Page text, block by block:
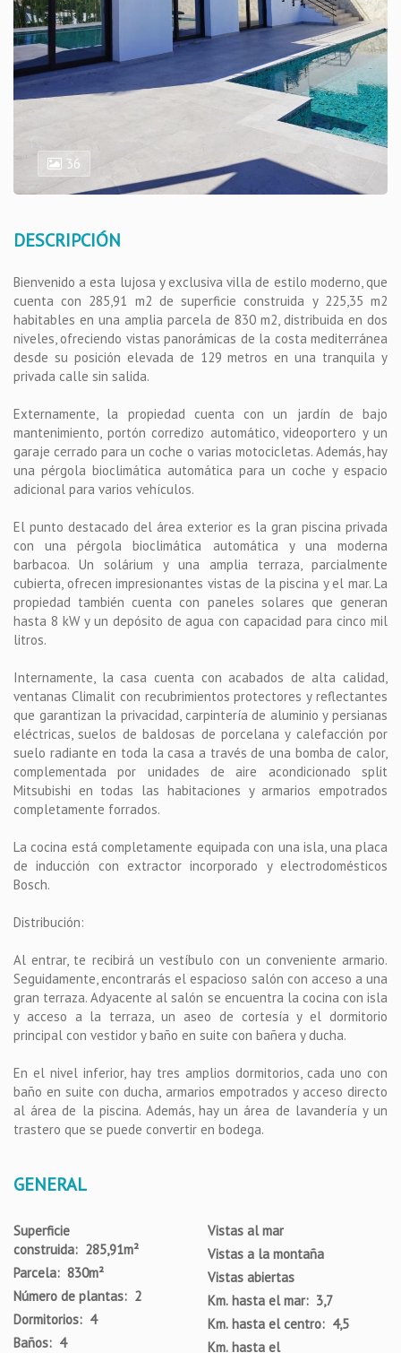
36
DESCRIPCIÓN
Bienvenido a esta lujosa y exclusiva villa de estilo moderno, que
cuenta con 285,91 m2 de superficie construida y 225,35 m2
habitables en una amplia parcela de 830 m2, distribuida en dos
niveles, ofreciendo vistas panorámicas de la costa mediterránea
desde su posición elevada de 129 metros en una tranquila y
privada calle sin salida.
Externamente, la propiedad cuenta con un jardín de bajo
mantenimiento, portón corredizo automático, videoportero y un
garaje cerrado para un coche o varias motocicletas. Además, hay
una pérgola bioclimática automática para un coche y espacio
adicional para varios vehículos.
El punto destacado del área exterior es la gran piscina privada
con una pérgola bioclimática automática y una moderna
barbacoa. Un solárium y una amplia terraza, parcialmente
cubierta, ofrecen impresionantes vistas de la piscina y el mar. La
propiedad también cuenta con paneles solares que generan
hasta 8 kW y un depósito de agua con capacidad para cinco mil
litros.
Internamente, la casa cuenta con acabados de alta calidad,
ventanas Climalit con recubrimientos protectores y reflectantes
que garantizan la privacidad, carpintería de aluminio y persianas
eléctricas, suelos de baldosas de porcelana y calefacción por
suelo radiante en toda la casa a través de una bomba de calor,
complementada por unidades de aire acondicionado split
Mitsubishi en todas las habitaciones y armarios empotrados
completamente forrados.
La cocina está completamente equipada con una isla, una placa
de inducción con extractor incorporado y electrodomésticos
Bosch.
Distribución:
Al entrar, te recibirá un vestíbulo con un conveniente armario.
Seguidamente, encontrarás el espacioso salón con acceso a una
gran terraza. Adyacente al salón se encuentra la cocina con isla
y acceso a la terraza, un aseo de cortesía y el dormitorio
principal con vestidor y baño en suite con bañera y ducha.
En el nivel inferior, hay tres amplios dormitorios, cada uno con
baño en suite con ducha, armarios empotrados y acceso directo
al área de la piscina. Además, hay un área de lavandería y un
trastero que se puede convertir en bodega.
GENERAL
Superficie
construida: 285,91m²
Parcela: 830m²
Número de plantas: 2
Dormitorios: 4
Baños: 4
Vistas al mar
Vistas a la montaña
Vistas abiertas
Km. hasta el mar: 3,7
Km. hasta el centro: 4,5
Km. hasta el